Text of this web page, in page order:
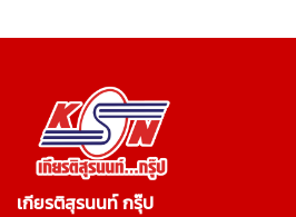
เกียรติสุรนนท์ กรุ๊ป